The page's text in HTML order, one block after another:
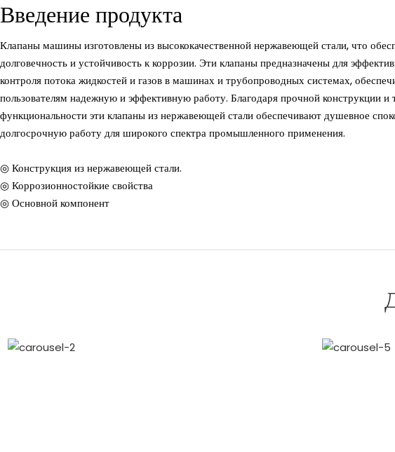
Введение продукта
Клапаны машины изготовлены из высококачественной нержавеющей стали, что
долговечность и устойчивость к коррозии. Эти клапаны предназначены для
контроля потока жидкостей и газов в машинах и трубопроводных системах,
пользователям надежную и эффективную работу. Благодаря прочной конструкции и
функциональности эти клапаны из нержавеющей стали обеспечивают душевное
долгосрочную работу для широкого спектра промышленного применения.
◎ Конструкция из нержавеющей стали.
◎ Коррозионностойкие свойства
◎ Основной компонент